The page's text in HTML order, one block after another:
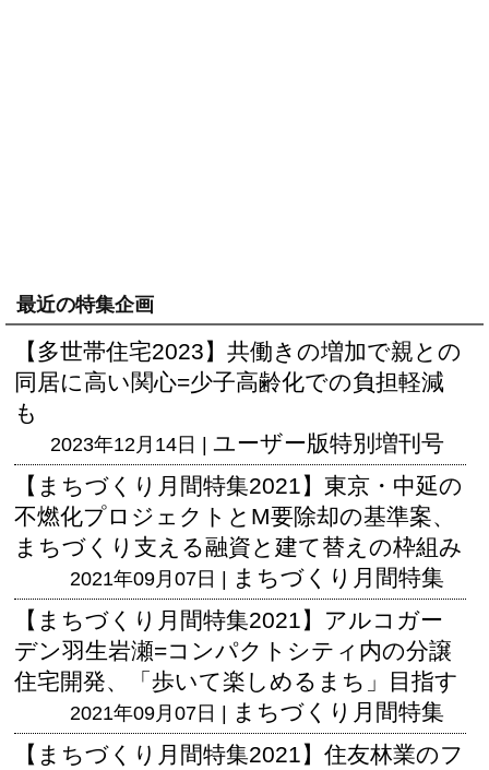
最近の特集企画
【多世帯住宅2023】共働きの増加で親との
同居に高い関心=少子高齢化での負担軽減
も
2023年12月14日 | ユーザー版特別増刊号
【まちづくり月間特集2021】東京・中延の
不燃化プロジェクトとM要除却の基準案、
まちづくり支える融資と建て替えの枠組み
2021年09月07日 | まちづくり月間特集
【まちづくり月間特集2021】アルコガー
デン羽生岩瀬=コンパクトシティ内の分譲
住宅開発、「歩いて楽しめるまち」目指す
2021年09月07日 | まちづくり月間特集
【まちづくり月間特集2021】住友林業のフ